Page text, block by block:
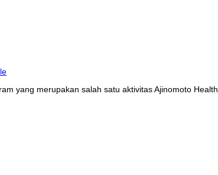
yang merupakan salah satu aktivitas Ajinomoto Health